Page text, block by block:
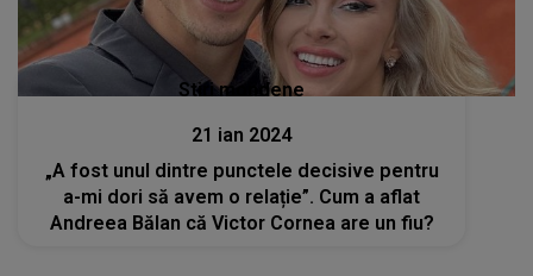
Stiri mondene
21 ian 2024
„A fost unul dintre punctele decisive pentru
a-mi dori să avem o relație”. Cum a aflat
Andreea Bălan că Victor Cornea are un fiu?